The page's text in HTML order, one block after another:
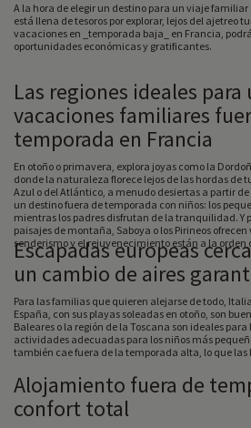
A la hora de elegir un destino para un viaje
está llena de tesoros por explorar, lejos del ajetreo
vacaciones en _temporada baja_ en Francia,
oportunidades económicas y gratificantes.
Las regiones ideales para
vacaciones familiares
temporada en Francia
En otoño o primavera, explora joyas como la
donde la naturaleza florece lejos de las hordas de
Azul o del Atlántico, a menudo desiertas a partir
un destino fuera de temporada con niños: los
mientras los padres disfrutan de la tranquilidad. Y
paisajes de montaña, Saboya o los Pirineos
senderismo y el rejuvenecimiento están a la orden
Escapadas europeas
un cambio de aires
Para las familias que quieren alejarse de todo,
España, con sus playas soleadas en otoño, son
Baleares o la región de la Toscana son ideales
actividades adecuadas para los niños más
también cae fuera de la temporada alta, lo que las
Alojamiento fuera de
confort total